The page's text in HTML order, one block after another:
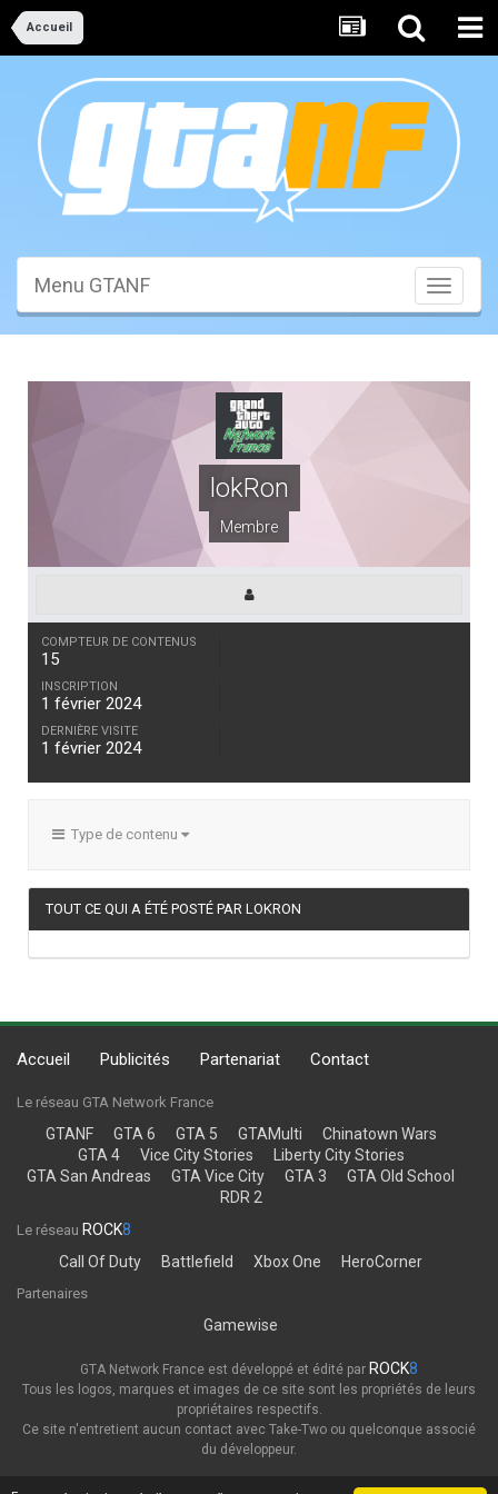
Accueil
Toggle
Menu GTANF
lokRon
Membre
COMPTEUR DE CONTENUS
15
INSCRIPTION
1 février 2024
DERNIÈRE VISITE
1 février 2024
Type de contenu
TOUT CE QUI A ÉTÉ POSTÉ PAR LOKRON
Accueil Publicités Partenariat Contact
Le réseau GTA Network France
GTANF GTA 6 GTA 5 GTAMulti
Chinatown Wars
GTA 4
Vice City Stories
Liberty City Stories
GTA San Andreas
GTA Vice City GTA 3
GTA Old School
RDR 2
Le réseau ROCK8
Call Of Duty
Battlefield Xbox One HeroCorner
Partenaires
Gamewise
GTA Network France est développé et édité par ROCK8
Tous les logos, marques et images de ce site sont les propriétés de leurs
propriétaires respectifs.
Ce site n'entretient aucun contact avec Take-Two ou quelconque associé
du développeur.